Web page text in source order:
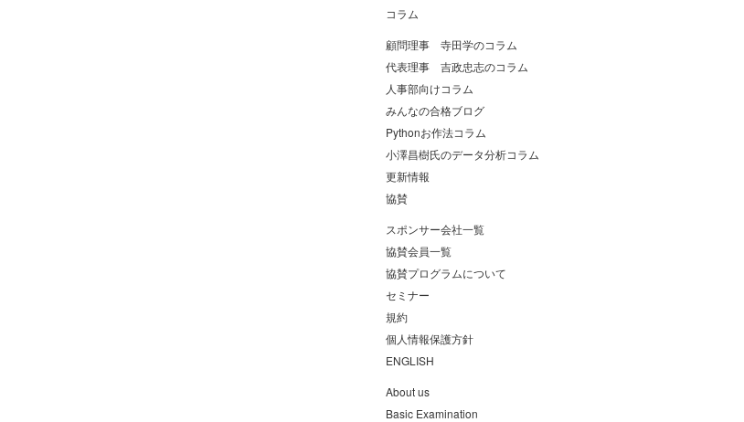
コラム
顧問理事 寺田学のコラム
代表理事 吉政忠志のコラム
人事部向けコラム
みんなの合格ブログ
Pythonお作法コラム
小澤昌樹氏のデータ分析コラム
更新情報
協賛
スポンサー会社一覧
協賛会員一覧
協賛プログラムについて
セミナー
規約
個人情報保護方針
ENGLISH
About us
Basic Examination